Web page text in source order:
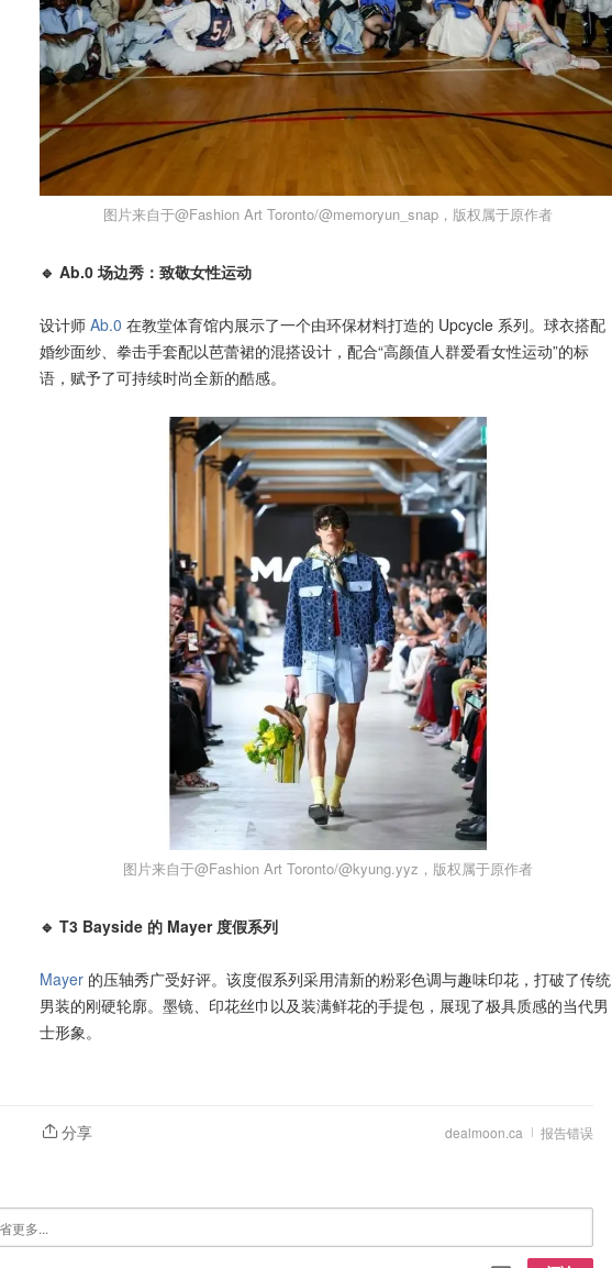
图片来自于@Fashion Art Toronto/@memoryun_snap，版权属于原作者
🔹 Ab.0 场边秀：致敬女性运动
设计师 Ab.0 在教堂体育馆内展示了一个由环保材料打造的 Upcycle 系列。球衣搭配
婚纱面纱、拳击手套配以芭蕾裙的混搭设计，配合“高颜值人群爱看女性运动”的标
语，赋予了可持续时尚全新的酷感。
图片来自于@Fashion Art Toronto/@kyung.yyz，版权属于原作者
🔹 T3 Bayside 的 Mayer 度假系列
Mayer 的压轴秀广受好评。该度假系列采用清新的粉彩色调与趣味印花，打破了传统
男装的刚硬轮廓。墨镜、印花丝巾以及装满鲜花的手提包，展现了极具质感的当代男
士形象。
报告错误
dealmoon.ca
分享